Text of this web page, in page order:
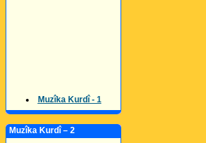
Muzîka Kurdî - 1
Muzîka Kurdî – 2